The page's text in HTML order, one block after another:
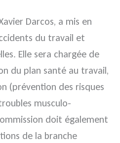
Darcos, a mis en
du travail et
Elle sera chargée de
du plan santé au travail,
(prévention des risques
musculo-
doit également
de la branche